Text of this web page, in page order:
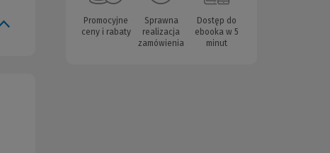
Promocyjne
ceny i rabaty
Sprawna
realizacja
zamówienia
Dostęp do
ebooka w 5
minut